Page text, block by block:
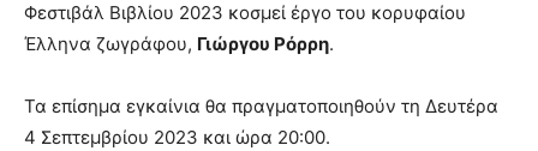
Φεστιβάλ Βιβλίου 2023 κοσμεί έργο του κορυφαίου
Έλληνα ζωγράφου, Γιώργου Ρόρρη.
Τα επίσημα εγκαίνια θα πραγματοποιηθούν τη Δευτέρα
4 Σεπτεμβρίου 2023 και ώρα 20:00.